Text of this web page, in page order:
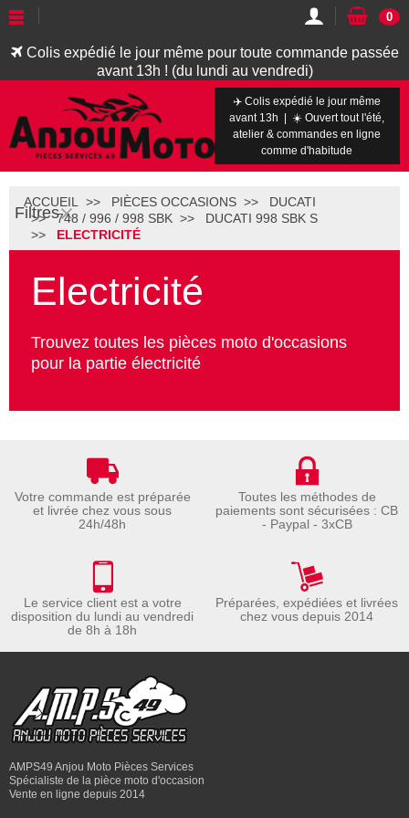
Colis expédié le jour même pour toute commande passée
avant 13h ! (du lundi au vendredi)
0
✈️ Colis expédié le jour même
avant 13h | ☀️ Ouvert tout l'été,
atelier & commandes en ligne
comme d'habitude
Filtres
ACCUEIL PIÈCES OCCASIONS
DUCATI
748 / 996 / 998 SBK
DUCATI 998 SBK S
ELECTRICITÉ
Electricité
Trouvez toutes les pièces moto d'occasions
pour la partie électricité
Votre commande est préparée
et livrée chez vous sous
24h/48h
Toutes les méthodes de
paiements sont sécurisées : CB
- Paypal - 3xCB
Le service client est a votre
disposition du lundi au vendredi
de 8h à 18h
Préparées, expédiées et livrées
chez vous depuis 2014
AMPS49 Anjou Moto Pièces Services
Spécialiste de la pièce moto d'occasion
Vente en ligne depuis 2014